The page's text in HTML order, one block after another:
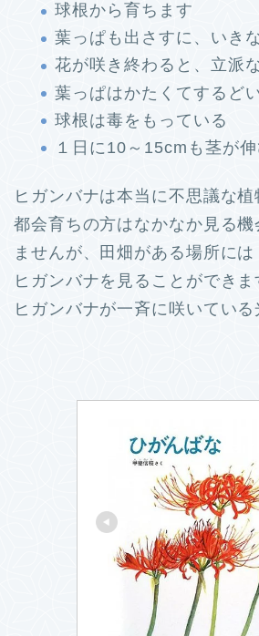
球根から育ちます
葉っぱも出さすに、いき
花が咲き終わると、立派
葉っぱはかたくてするど
球根は毒をもっている
１日に10～15cmも茎が伸
ヒガンバナは本当に不思議な植
都会育ちの方はなかなか見る
ませんが、田畑がある場所には
ヒガンバナを見ることができま
ヒガンバナが一斉に咲いている